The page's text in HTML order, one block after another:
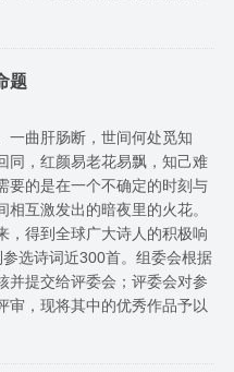
题
一曲肝肠断，世间何处觅知
同，红颜易老花易飘，知己难
要的是在一个不确定的时刻与
互激发出的暗夜里的火花。
，得到全球广大诗人的积极响
选诗词近300首。组委会根据
并提交给评委会；评委会对参
审，现将其中的优秀作品予以